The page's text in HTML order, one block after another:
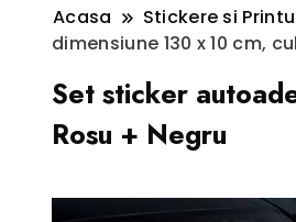
Acasa Stickere si
dimensiune 130 x 10 cm,
Set sticker
Rosu + Negru